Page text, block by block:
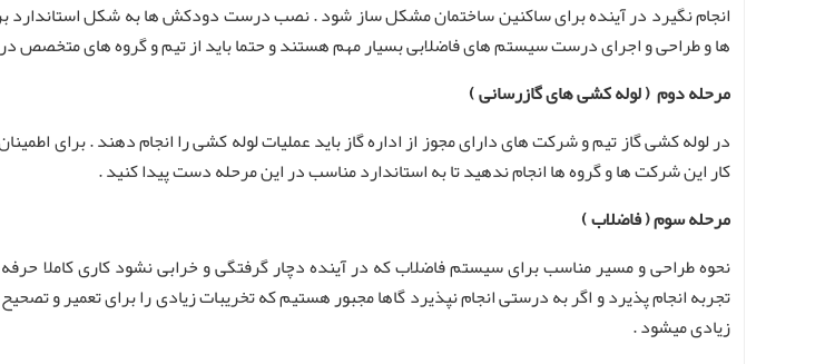
انجام نگیرد در آینده برای ساکنین ساختمان مشکل ساز شود . نصب درست دودکش ها به شکل استاندارد
ها و طراحی و اجرای درست سیستم های فاضلابی بسیار مهم هستند و حتما باید از تیم و گروه های متخصص
مرحله دوم ( لوله کشی های گازرسانی )
در لوله کشی گاز تیم و شرکت های دارای مجوز از اداره گاز باید عملیات لوله کشی را انجام دهند . برای
کار این شرکت ها و گروه ها انجام ندهید تا به استاندارد مناسب در این مرحله دست پیدا کنید .
مرحله سوم ( فاضلاب )
نحوه طراحی و مسیر مناسب برای سیستم فاضلاب که در آینده دچار گرفتگی و خرابی نشود کاری کاملا حرفه
تجربه انجام پذیرد و اگر به درستی انجام نپذیرد گاها مجبور هستیم که تخریبات زیادی را برای تعمیر و
زیادی میشود .